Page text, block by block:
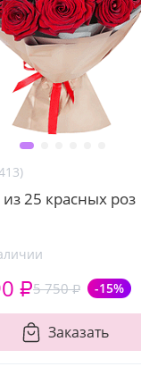
из 25 красных роз
5 750 ₽ -15%
₽
Заказать